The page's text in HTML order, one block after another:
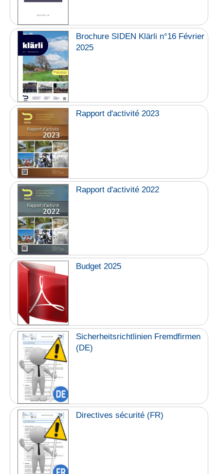
Brochure SIDEN Klärli n°16 Février
2025
Rapport d'activité 2023
Rapport d'activité 2022
Budget 2025
Sicherheitsrichtlinien Fremdfirmen
(DE)
Directives sécurité (FR)